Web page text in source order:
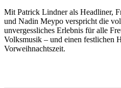
Mit Patrick Lindner als Headliner,
und Nadin Meypo verspricht die
unvergessliches Erlebnis für alle
Volksmusik – und einen festlichen
Vorweihnachtszeit.